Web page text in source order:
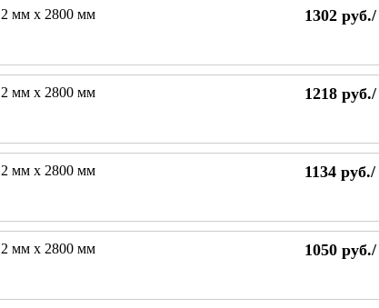
мм х 2800 мм
1302 руб./
мм х 2800 мм
1218 руб./
мм х 2800 мм
1134 руб./
мм х 2800 мм
1050 руб./